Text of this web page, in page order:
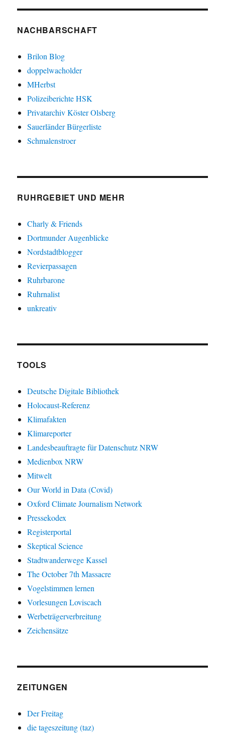
NACHBARSCHAFT
Brilon Blog
doppelwacholder
MHerbst
Polizeiberichte HSK
Privatarchiv Köster Olsberg
Sauerländer Bürgerliste
Schmalenstroer
RUHRGEBIET UND MEHR
Charly & Friends
Dortmunder Augenblicke
Nordstadtblogger
Revierpassagen
Ruhrbarone
Ruhrnalist
unkreativ
TOOLS
Deutsche Digitale Bibliothek
Holocaust-Referenz
Klimafakten
Klimareporter
Landesbeauftragte für Datenschutz NRW
Medienbox NRW
Mitwelt
Our World in Data (Covid)
Oxford Climate Journalism Network
Pressekodex
Registerportal
Skeptical Science
Stadtwanderwege Kassel
The October 7th Massacre
Vogelstimmen lernen
Vorlesungen Loviscach
Werbeträgerverbreitung
Zeichensätze
ZEITUNGEN
Der Freitag
die tageszeitung (taz)